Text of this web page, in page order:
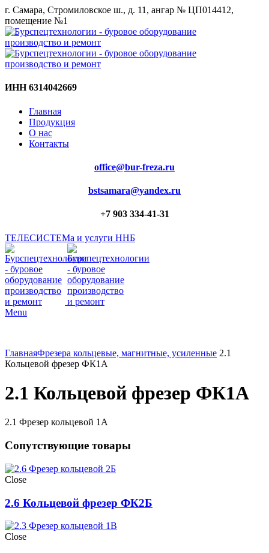
г. Самара, Стромиловское ш., д. 11, ангар № ЦП014412,
помещение №1
ИНН 6314042669
Главная
Продукция
О нас
Контакты
office@bur-freza.ru
bstsamara@yandex.ru
+7 903 334-41-31
ТЕЛЕСИСТЕМа и услуги ННБ
Menu
ГлавнаяФрезера кольцевые, магнитные, усиленные 2.1
Кольцевой фрезер ФК1А
2.1 Кольцевой фрезер ФК1А
2.1 Фрезер кольцевой 1А
Сопутствующие товары
Close
2.6 Кольцевой фрезер ФК2Б
Close